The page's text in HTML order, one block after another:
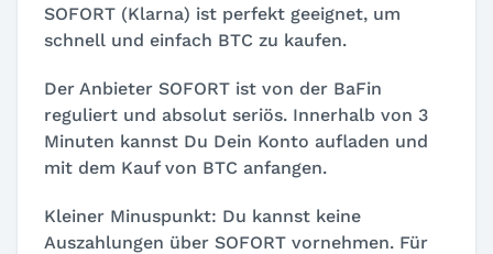
SOFORT (Klarna) ist perfekt geeignet, um
schnell und einfach BTC zu kaufen.
Der Anbieter SOFORT ist von der BaFin
reguliert und absolut seriös. Innerhalb von 3
Minuten kannst Du Dein Konto aufladen und
mit dem Kauf von BTC anfangen.
Kleiner Minuspunkt: Du kannst keine
Auszahlungen über SOFORT vornehmen. Für